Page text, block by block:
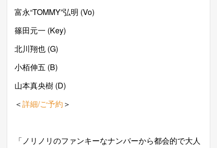
富永“TOMMY”弘明 (Vo)
篠田元一 (Key)
北川翔也 (G)
小栢伸五 (B)
山本真央樹 (D)
＜詳細/ご予約 ＞
「ノリノリのファンキーなナンバーから都会的で大人